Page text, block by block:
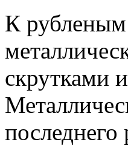
К рубленым
скрутками